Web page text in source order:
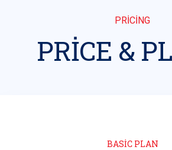
PRICING
PRICE &
BASIC PLAN